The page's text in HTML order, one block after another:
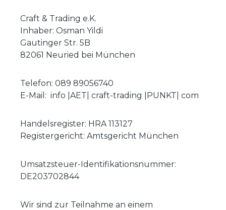
Craft & Trading e.K.
Inhaber: Osman Yildi
Gautinger Str. 5B
82061 Neuried bei München
Telefon: 089 89056740
E-Mail: info |AET| craft-trading |PUNKT| com
Handelsregister: HRA 113127
Registergericht: Amtsgericht München
Umsatzsteuer-Identifikationsnummer:
DE203702844
Wir sind zur Teilnahme an einem